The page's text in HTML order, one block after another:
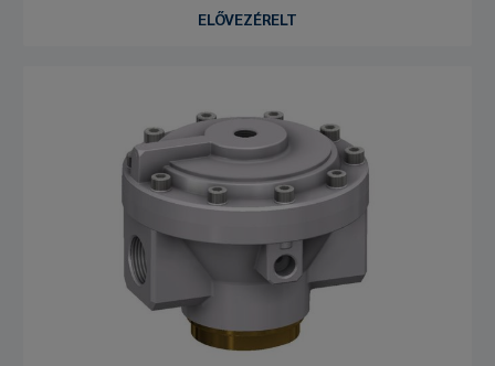
ELŐVEZÉRELT